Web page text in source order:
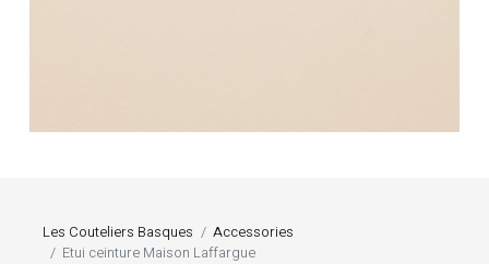
Les Couteliers Basques
Accessories
Etui ceinture Maison Laffargue